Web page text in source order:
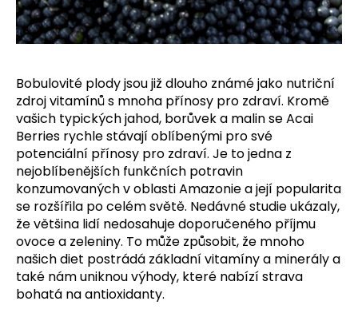
Bobulovité plody jsou již dlouho známé jako nutriční
zdroj vitamínů s mnoha přínosy pro zdraví. Kromě
vašich typických jahod, borůvek a malin se Acai
Berries rychle stávají oblíbenými pro své
potenciální přínosy pro zdraví. Je to jedna z
nejoblíbenějších funkčních potravin
konzumovaných v oblasti Amazonie a její popularita
se rozšířila po celém světě. Nedávné studie ukázaly,
že většina lidí nedosahuje doporučeného příjmu
ovoce a zeleniny. To může způsobit, že mnoho
našich diet postrádá základní vitamíny a minerály a
také nám uniknou výhody, které nabízí strava
bohatá na antioxidanty.
a
j
t
?
HLEDAT
D
o
p